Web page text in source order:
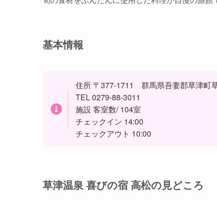
基本情報
住所 〒377-1711 群馬県吾妻郡草津町
TEL 0279-88-3011
施設 客室数/ 104室
チェックイン 14:00
チェックアウト 10:00
草津温泉 喜びの宿 高松の見どころ